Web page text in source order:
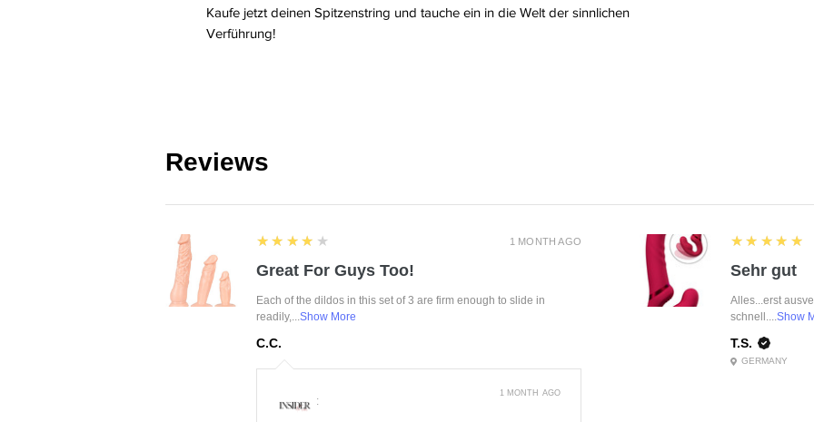
Kaufe jetzt deinen Spitzenstring und tauche ein in die Welt der sinnlichen
Verführung!
Reviews
1 MONTH AGO
4
★★★★★
Great For Guys Too!
Each of the dildos in this set of 3 are firm enough to slide in
readily,...Show More
C.C.
:
1 MONTH AGO
5
★★★★★
Sehr gut
Alles...erst
schnell....Show
T.S.
GERMANY